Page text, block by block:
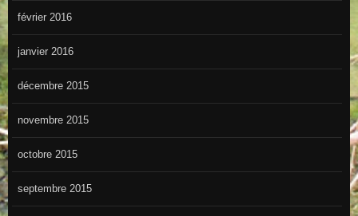
février 2016
janvier 2016
décembre 2015
novembre 2015
octobre 2015
septembre 2015